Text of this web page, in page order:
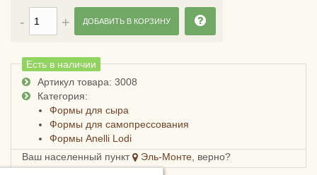
Есть в наличии
Артикул товара: 3008
Категория:
Формы для сыра
Формы для самопрессования
Формы Anelli Lodi
Ваш населенный пункт
Эль-Монте , верно?
ДОБАВИТЬ В КОРЗИНУ